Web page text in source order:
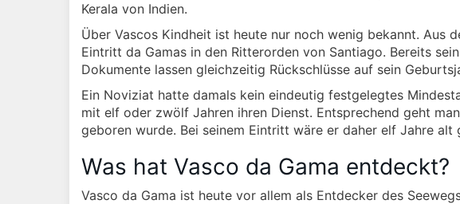
Kerala von Indien.
Über Vascos Kindheit ist heute nur noch wenig bekannt. Aus
Eintritt da Gamas in den Ritterorden von Santiago. Bereits
Dokumente lassen gleichzeitig Rückschlüsse auf sein
Ein Noviziat hatte damals kein eindeutig festgelegtes
mit elf oder zwölf Jahren ihren Dienst. Entsprechend geht
geboren wurde. Bei seinem Eintritt wäre er daher elf Jahre alt
Was hat Vasco da Gama entdeckt?
Vasco da Gama ist heute vor allem als Entdecker des